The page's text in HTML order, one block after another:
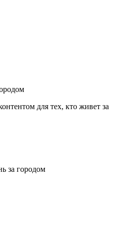
для тех, кто живет за
за городом